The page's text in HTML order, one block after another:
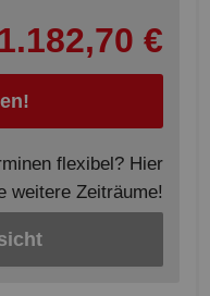
1.182,70 €
flexibel? Hier
weitere Zeiträume!